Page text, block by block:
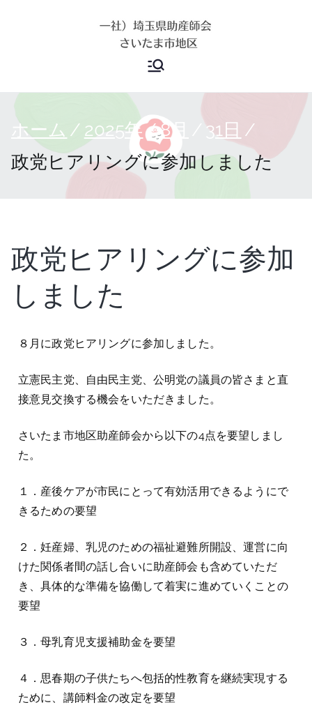
埼玉県助産
たま市地区
ホーム 2025年 8月
31日
政党ヒアリングに参加しました
政党ヒアリングに参加
しました
８月に政党ヒアリングに参加しました。
立憲民主党、自由民主党、公明党の議員の皆さまと直
接意見交換する機会をいただきました。
さいたま市地区助産師会から以下の4点を要望しまし
た。
１．産後ケアが市民にとって有効活用できるようにで
きるための要望
２．妊産婦、乳児のための福祉避難所開設、運営に向
けた関係者間の話し合いに助産師会も含めていただ
き、具体的な準備を協働して着実に進めていくことの
要望
３．母乳育児支援補助金を要望
４．思春期の子供たちへ包括的性教育を継続実現する
ために、講師料金の改定を要望